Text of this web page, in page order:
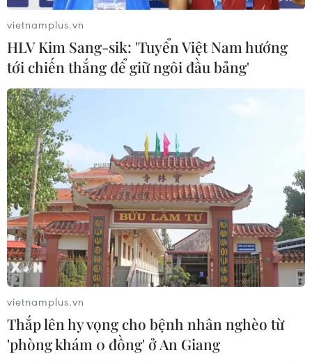
vietnamplus.vn
HLV Kim Sang-sik: 'Tuyển Việt Nam hướng
tới chiến thắng để giữ ngôi đầu bảng'
vietnamplus.vn
Thắp lên hy vọng cho bệnh nhân nghèo từ
'phòng khám 0 đồng' ở An Giang